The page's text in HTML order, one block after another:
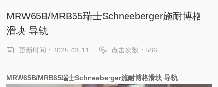
MRW65B/MRB65瑞士Schneeberger施耐博格
滑块 导轨
更新时间：2025-03-11 点击次数：586
MRW65B/MRB65瑞士Schneeberger施耐博格滑块 导轨